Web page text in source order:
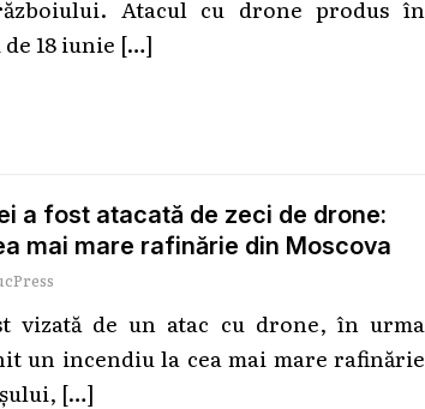
Atacul cu drone produs în
18 iunie […]
a fost atacată de zeci de drone:
mai mare rafinărie din Moscova
vizată de un atac cu drone, în urma
un incendiu la cea mai mare rafinărie
[…]